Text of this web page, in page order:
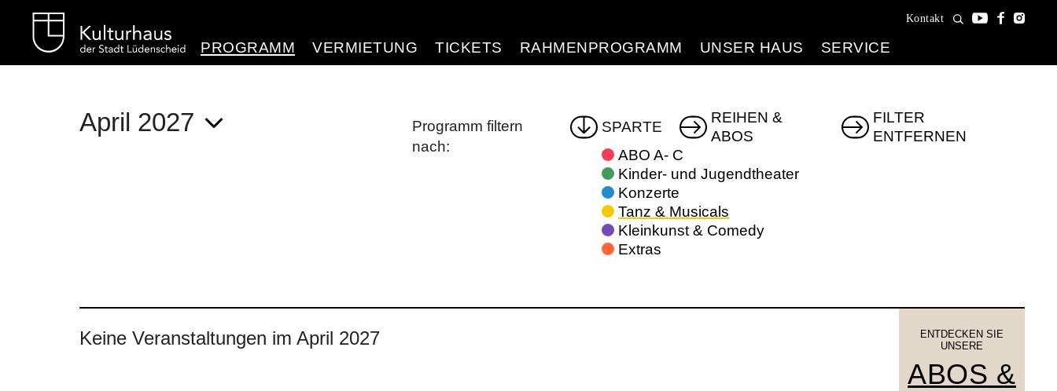
PROGRAMM
VERMIETUNG TICKETS RAHMENPROGRAMM UNSER HAUS SERVICE
Kontakt
April 2027
Programm filtern
nach:
SPARTE
ABO A- C
Kinder- und Jugendtheater
Konzerte
Tanz & Musicals
Kleinkunst & Comedy
Extras
REIHEN &
ABOS
FILTER
ENTFERNEN
Keine Veranstaltungen im April 2027
ENTDECKEN SIE
UNSERE
ABOS &